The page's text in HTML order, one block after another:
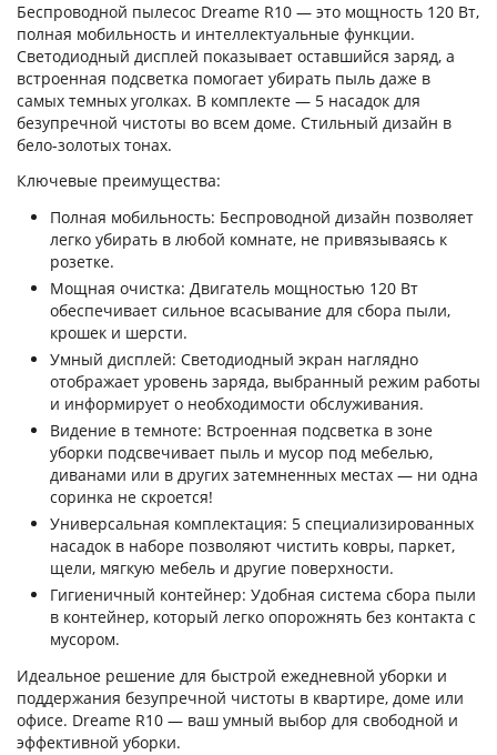
Беспроводной пылесос Dreame R10 — это мощность 120 Вт,
полная мобильность и интеллектуальные функции.
Светодиодный дисплей показывает оставшийся заряд, а
встроенная подсветка помогает убирать пыль даже в
самых темных уголках. В комплекте — 5 насадок для
безупречной чистоты во всем доме. Стильный дизайн в
бело-золотых тонах.
Ключевые преимущества:
Полная мобильность: Беспроводной дизайн позволяет
легко убирать в любой комнате, не привязываясь к
розетке.
Мощная очистка: Двигатель мощностью 120 Вт
обеспечивает сильное всасывание для сбора пыли,
крошек и шерсти.
Умный дисплей: Светодиодный экран наглядно
отображает уровень заряда, выбранный режим работы
и информирует о необходимости обслуживания.
Видение в темноте: Встроенная подсветка в зоне
уборки подсвечивает пыль и мусор под мебелью,
диванами или в других затемненных местах — ни одна
соринка не скроется!
Универсальная комплектация: 5 специализированных
насадок в наборе позволяют чистить ковры, паркет,
щели, мягкую мебель и другие поверхности.
Гигиеничный контейнер: Удобная система сбора пыли
в контейнер, который легко опорожнять без контакта с
мусором.
Идеальное решение для быстрой ежедневной уборки и
поддержания безупречной чистоты в квартире, доме или
офисе. Dreame R10 — ваш умный выбор для свободной и
эффективной уборки.